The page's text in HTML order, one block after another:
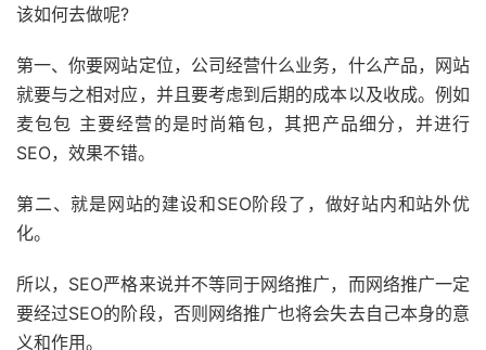
该如何去做呢?
第一、你要网站定位，公司经营什么业务，什么产品，网站
就要与之相对应，并且要考虑到后期的成本以及收成。例如
麦包包 主要经营的是时尚箱包，其把产品细分，并进行
SEO，效果不错。
第二、就是网站的建设和SEO阶段了，做好站内和站外优
化。
所以，SEO严格来说并不等同于网络推广，而网络推广一定
要经过SEO的阶段，否则网络推广也将会失去自己本身的意
义和作用。